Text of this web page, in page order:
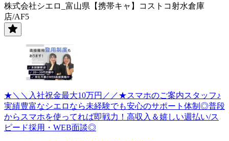
株式会社シエロ_富山県【携帯キャ】コストコ射水倉庫
店/AF5
★＼＼入社祝金最大10万円／／★スマホのご案内スタッフ♪
実績豊富なシエロなら未経験でも安心のサポート体制◎普段
からスマホを使ってれば即戦力！高収入＆嬉しい週払い/ス
ピード採用・WEB面談◎